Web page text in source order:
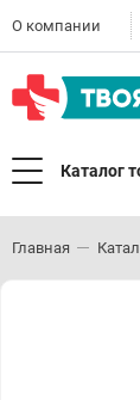
О компании
Каталог
Главная